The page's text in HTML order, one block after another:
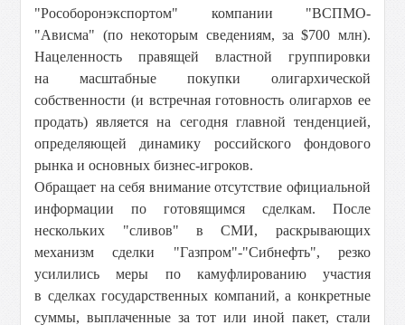
"Рособоронэкспортом" компании "ВСПМО-
"Ависма" (по некоторым сведениям, за $700 млн).
Нацеленность правящей властной группировки
на масштабные покупки олигархической
собственности (и встречная готовность олигархов ее
продать) является на сегодня главной тенденцией,
определяющей динамику российского фондового
рынка и основных бизнес-игроков.
Обращает на себя внимание отсутствие официальной
информации по готовящимся сделкам. После
нескольких "сливов" в СМИ, раскрывающих
механизм сделки "Газпром"-"Сибнефть", резко
усилились меры по камуфлированию участия
в сделках государственных компаний, а конкретные
суммы, выплаченные за тот или иной пакет, стали